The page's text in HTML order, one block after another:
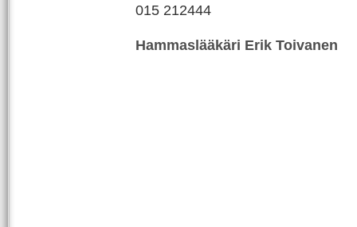
015 212444
Hammaslääkäri Erik Toivanen